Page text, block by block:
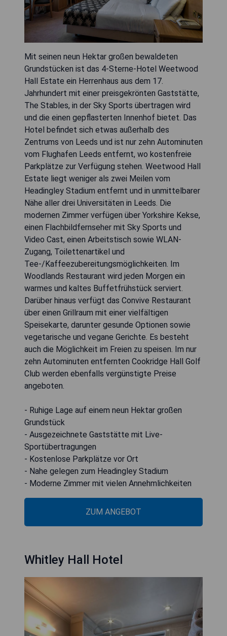
Mit seinen neun Hektar großen bewaldeten
Grundstücken ist das 4-Sterne-Hotel Weetwood
Hall Estate ein Herrenhaus aus dem 17.
Jahrhundert mit einer preisgekrönten Gaststätte,
The Stables, in der Sky Sports übertragen wird
und die einen gepflasterten Innenhof bietet. Das
Hotel befindet sich etwas außerhalb des
Zentrums von Leeds und ist nur zehn Autominuten
vom Flughafen Leeds entfernt, wo kostenfreie
Parkplätze zur Verfügung stehen. Weetwood Hall
Estate liegt weniger als zwei Meilen vom
Headingley Stadium entfernt und in unmittelbarer
Nähe aller drei Universitäten in Leeds. Die
modernen Zimmer verfügen über Yorkshire Kekse,
einen Flachbildfernseher mit Sky Sports und
Video Cast, einen Arbeitstisch sowie WLAN-
Zugang, Toilettenartikel und
Tee-/Kaffeezubereitungsmöglichkeiten. Im
Woodlands Restaurant wird jeden Morgen ein
warmes und kaltes Buffetfrühstück serviert.
Darüber hinaus verfügt das Convive Restaurant
über einen Grillraum mit einer vielfältigen
Speisekarte, darunter gesunde Optionen sowie
vegetarische und vegane Gerichte. Es besteht
auch die Möglichkeit im Freien zu speisen. Im nur
zehn Autominuten entfernten Cookridge Hall Golf
Club werden ebenfalls vergünstigte Preise
angeboten.
- Ruhige Lage auf einem neun Hektar großen
Grundstück
- Ausgezeichnete Gaststätte mit Live-
Sportübertragungen
- Kostenlose Parkplätze vor Ort
- Nahe gelegen zum Headingley Stadium
- Moderne Zimmer mit vielen Annehmlichkeiten
ZUM ANGEBOT
Whitley Hall Hotel